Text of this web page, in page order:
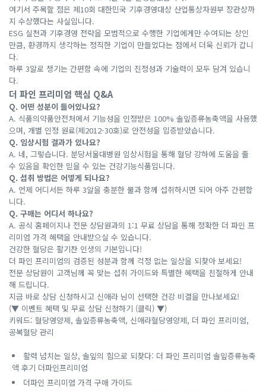
여기서 주목할 점은 제10회 대한민국 기후경영대상 산업통상자원부 장관상까
지 수상했다는 사실입니다.
ESG 실천과 기후경영 전략을 모범적으로 수행한 기업에게만 수여되는 상인
만큼, 환경까지 생각하는 정직한 기업이 만들었다는 점에서 더욱 신뢰가 갑니
다.
하루 3알로 챙기는 간편함 속에 기업의 진정성과 기술력이 모두 담겨 있습니
다.
더 파인 프리미엄 핵심 Q&A
Q. 어떤 성분이 들어있나요?
A. 식품의약품안전처에서 기능성을 인정받은 100% 솔잎증류농축액을 사용했
으며, 개별 인정 원료(제2012-30호)로 안전성을 입증받았습니다.
Q. 임상시험 결과가 있나요?
A. 네, 그렇습니다. 분당서울대병원 임상시험을 통해 혈당 강하에 도움을 줄
수 있음을 확인한 믿을 수 있는 건강기능식품입니다.
Q. 섭취 방법은 어떻게 되나요?
A. 언제 어디서든 하루 3알을 충분한 물과 함께 섭취하시면 되어 아주 간편합
니다.
Q. 구매는 어디서 하나요?
A. 공식 홈페이지나 전문 상담원과의 1:1 무료 상담을 통해 정확한 더 파인 프
리미엄 가격 혜택을 안내받으실 수 있습니다.
건강한 혈당은 활기찬 인생의 기본입니다!
더 파인 프리미엄의 검증된 성분과 함께 걱정 없는 일상을 되찾아 보세요!
전문 상담원이 고객님께 꼭 맞는 섭취 가이드와 특별한 혜택을 친절하게 안내
해 드립니다.
지금 바로 상담 신청하시고 신애라 님이 선택한 건강 비결을 만나보세요!
(▼ 이벤트 혜택 및 무료 상담 신청하기 (클릭) ▼)
키워드: 혈당영양제, 솔잎증류농축액, 신애라혈당영양제, 더 파인 프리미엄,
공복혈당 관리
활력 넘치는 일상, 솔잎의 힘으로 되찾다: 더 파인 프리미엄 솔잎증류농축
액 후기 더파인프리미엄
더파인 프리미엄 가격 구매 가이드